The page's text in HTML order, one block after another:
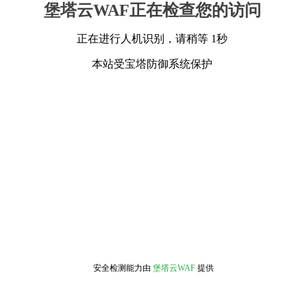
堡塔云WAF正在检查您的访问
正在进行人机识别，请稍等 1秒
本站受宝塔防御系统保护
安全检测能力由 堡塔云WAF 提供